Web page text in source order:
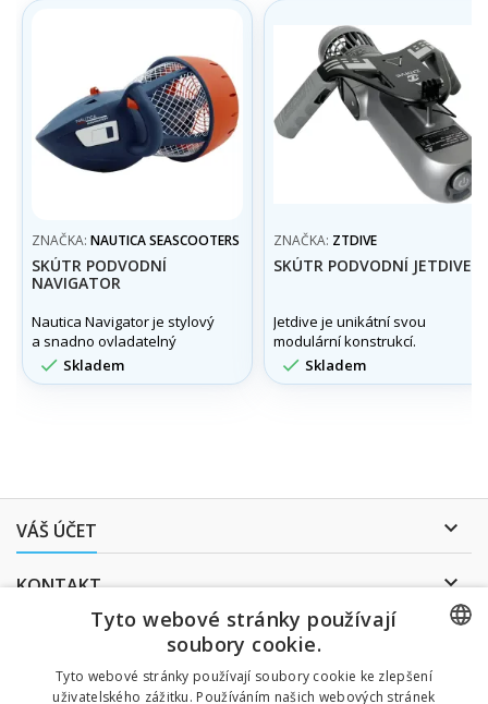
ZNAČKA: NAUTICA SEASCOOTERS
SKÚTR PODVODNÍ
NAVIGATOR
Nautica Navigator je stylový
a snadno ovladatelný
seascooter určený pro děti
od 8 let
 Skladem
ZNAČKA: ZTDIVE
SKÚTR PODVODNÍ JETDIVE
Jetdive je unikátní svou
modulární konstrukcí.
Aerodynamický štíhlý tvar a
silný motor zajišťují výborný
 Skladem
VÁŠ ÚČET 
KONTAKT 
ODBĚR NOVINEK
CZECH
Tyto webové stránky používají
soubory cookie.
Tyto webové stránky používají soubory cookie ke zlepšení
uživatelského zážitku. Používáním našich webových stránek